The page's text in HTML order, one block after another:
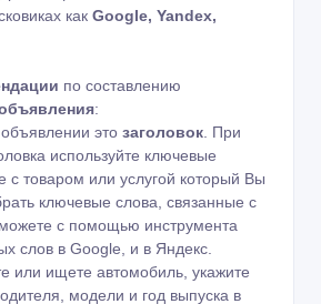
как Google, Yandex,
по составлению
:
это заголовок . При
используйте ключевые
с товаром или услугой который Вы
ключевые слова, связанные с
с помощью инструмента
слов в Google
и в Яндекс
или ищете автомобиль, укажите
модели и год выпуска в